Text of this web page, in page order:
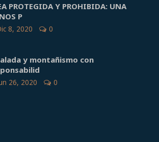
PROTEGIDA Y PROHIBIDA: UNA
P
8, 2020 0
y montañismo con
26, 2020 0